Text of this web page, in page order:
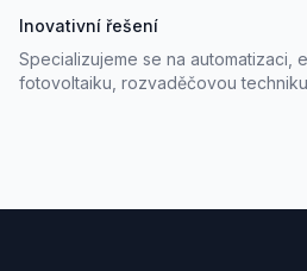
Inovativní řešení
Specializujeme se na automatizaci,
fotovoltaiku, rozvaděčovou